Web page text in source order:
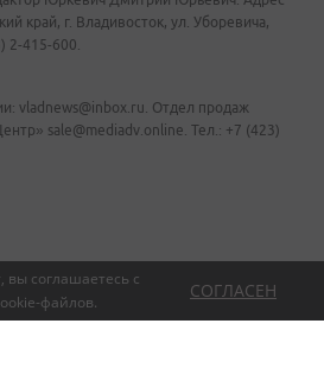
соглашаетесь с
файлов.
СОГЛАСЕН
край, г. Владивосток, ул. Уборевича,
2-415-600.
vladnews@inbox.ru. Отдел продаж
sale@mediadv.online. Тел.: +7 (423)